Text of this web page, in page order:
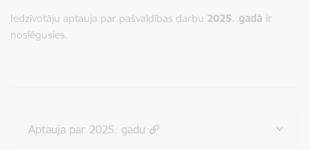
Iedzīvotāju aptauja par pašvaldības darbu 2025. gadā ir
noslēgusies.
Aptauja par 2025. gadu